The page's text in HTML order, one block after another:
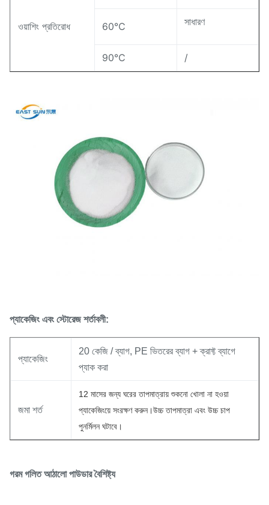
ওয়াশিং প্রতিরোধ 60℃ সাধারণ
90℃ /
প্যাকেজিং এবং স্টোরেজ শর্তাবলী:
প্যাকেজিং
20 কেজি / ব্যাগ, PE ভিতরের ব্যাগ + ক্রাফ্ট ব্যাগে
প্যাক করা
জমা শর্ত
12 মাসের জন্য ঘরের তাপমাত্রায় শুকনো খোলা না হওয়া
প্যাকেজিংয়ে সংরক্ষণ করুন।উচ্চ তাপমাত্রা এবং উচ্চ চাপ
পুনর্মিলন ঘটাবে।
গরম গলিত আঠালো পাউডার বৈশিষ্ট্য